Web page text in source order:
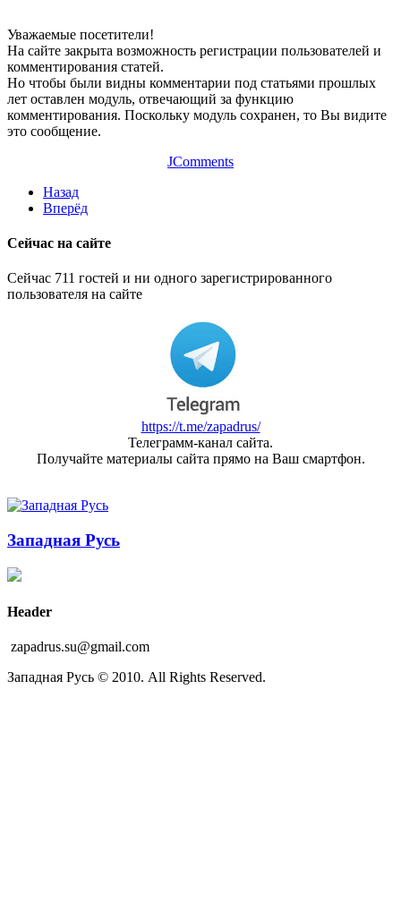
Уважаемые посетители!
На сайте закрыта возможность регистрации пользователей и
комментирования статей.
Но чтобы были видны комментарии под статьями прошлых
лет оставлен модуль, отвечающий за функцию
комментирования. Поскольку модуль сохранен, то Вы видите
это сообщение.
JComments
Назад
Вперёд
Сейчас на сайте
Сейчас 711 гостей и ни одного зарегистрированного
пользователя на сайте
https://t.me/zapadrus/
Телеграмм-канал сайта.
Получайте материалы сайта прямо на Ваш смартфон.
Западная Русь
Header
zapadrus.su@gmail.com
Западная Русь © 2010. All Rights Reserved.